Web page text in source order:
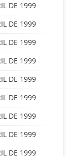
DE 1999
DE 1999
DE 1999
DE 1999
DE 1999
DE 1999
DE 1999
DE 1999
DE 1999